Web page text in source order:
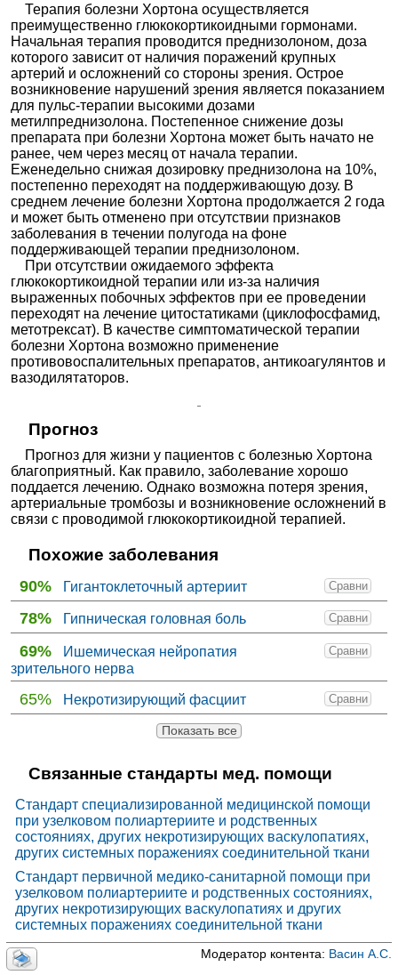
Терапия болезни Хортона осуществляется
преимущественно глюкокортикоидными гормонами.
Начальная терапия проводится преднизолоном, доза
которого зависит от наличия поражений крупных
артерий и осложнений со стороны зрения. Острое
возникновение нарушений зрения является показанием
для пульс-терапии высокими дозами
метилпреднизолона. Постепенное снижение дозы
препарата при болезни Хортона может быть начато не
ранее, чем через месяц от начала терапии.
Еженедельно снижая дозировку преднизолона на 10%,
постепенно переходят на поддерживающую дозу. В
среднем лечение болезни Хортона продолжается 2 года
и может быть отменено при отсутствии признаков
заболевания в течении полугода на фоне
поддерживающей терапии преднизолоном.
При отсутствии ожидаемого эффекта
глюкокортикоидной терапии или из-за наличия
выраженных побочных эффектов при ее проведении
переходят на лечение цитостатиками (циклофосфамид,
метотрексат). В качестве симптоматической терапии
болезни Хортона возможно применение
противовоспалительных препаратов, антикоагулянтов и
вазодилятаторов.
Прогноз
Прогноз для жизни у пациентов с болезнью Хортона
благоприятный. Как правило, заболевание хорошо
поддается лечению. Однако возможна потеря зрения,
артериальные тромбозы и возникновение осложнений в
связи с проводимой глюкокортикоидной терапией.
Похожие заболевания
90% Сравни
Гигантоклеточный артериит
78% Сравни
Гипническая головная боль
69% Сравни
Ишемическая нейропатия
зрительного нерва
65% Сравни
Некротизирующий фасциит
Показать все
Связанные стандарты мед. помощи
Стандарт специализированной медицинской помощи
при узелковом полиартериите и родственных
состояниях, других некротизирующих васкулопатиях,
других системных поражениях соединительной ткани
Стандарт первичной медико-санитарной помощи при
узелковом полиартериите и родственных состояниях,
других некротизирующих васкулопатиях и других
системных поражениях соединительной ткани
Модератор контента: Васин А.С.